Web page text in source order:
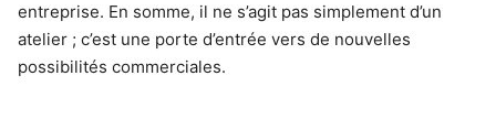
entreprise. En somme, il ne s’agit pas simplement d’un
atelier ; c’est une porte d’entrée vers de nouvelles
possibilités commerciales.